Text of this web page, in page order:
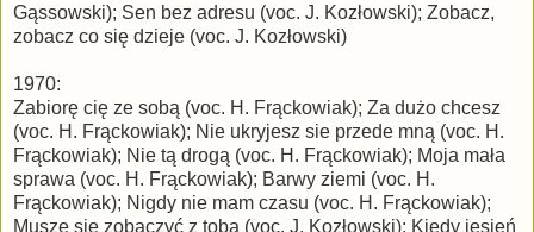
Gąssowski); Sen bez adresu (voc. J. Kozłowski); Zobacz,
zobacz co się dzieje (voc. J. Kozłowski)
1970:
Zabiorę cię ze sobą (voc. H. Frąckowiak); Za dużo chcesz
(voc. H. Frąckowiak); Nie ukryjesz sie przede mną (voc. H.
Frąckowiak); Nie tą drogą (voc. H. Frąckowiak); Moja mała
sprawa (voc. H. Frąckowiak); Barwy ziemi (voc. H.
Frąckowiak); Nigdy nie mam czasu (voc. H. Frąckowiak);
Muszę się zobaczyć z tobą (voc. J. Kozłowski); Kiedy jesień